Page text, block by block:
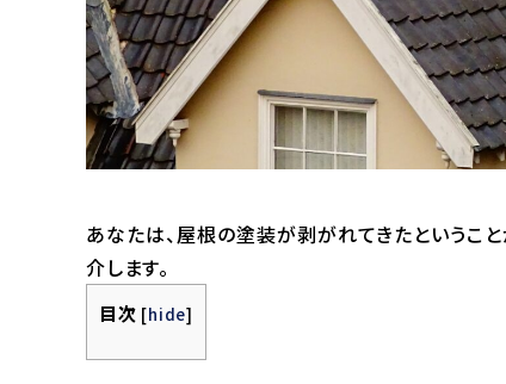
あなたは、屋根の塗装が剥がれてきたというこ
介します。
目次 [hide]